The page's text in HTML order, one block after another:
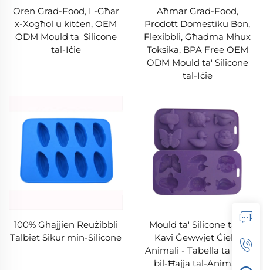
Oren Grad-Food, L-Għar
x-Xogħol u kitċen, OEM
ODM Mould ta' Silicone
tal-Iċie
Aħmar Grad-Food,
Prodott Domestiku Bon,
Flexibbli, Għadma Mhux
Toksika, BPA Free OEM
ODM Mould ta' Silicone
tal-Iċie
100% Għajjien Reużibbli
Talbiet Sikur min-Silicone
Mould ta' Silicone ta' 6
Kavi Ġewwjet Ċiekli
Animali - Tabella ta' Iċie
bil-Ħajja tal-Animali